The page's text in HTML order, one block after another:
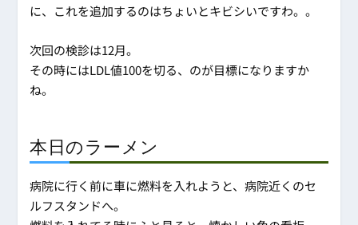
に、これを追加するのはちょいとキビシいですわ。。
次回の検診は12月。
その時にはLDL値100を切る、のが目標になりますか
ね。
本日のラーメン
病院に行く前に車に燃料を入れようと、病院近くのセ
ルフスタンドへ。